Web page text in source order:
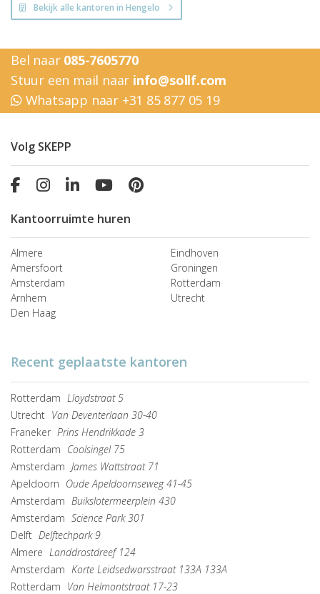
Bekijk alle kantoren in Hengelo
Bel naar 085-7605770
Stuur een mail naar info@sollf.com
Whatsapp naar +31 85 877 05 19
Volg SKEPP
Kantoorruimte huren
Almere
Amersfoort
Amsterdam
Arnhem
Den Haag
Eindhoven
Groningen
Rotterdam
Utrecht
Recent geplaatste kantoren
Rotterdam Lloydstraat 5
Utrecht Van Deventerlaan 30-40
Franeker Prins Hendrikkade 3
Rotterdam Coolsingel 75
Amsterdam James Wattstraat 71
Apeldoorn Oude Apeldoornseweg 41-45
Amsterdam Buikslotermeerplein 430
Amsterdam Science Park 301
Delft Delftechpark 9
Almere Landdrostdreef 124
Amsterdam Korte Leidsedwarsstraat 133A 133A
Rotterdam Van Helmontstraat 17-23